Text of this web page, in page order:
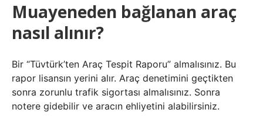
Muayeneden bağlanan araç
nasıl alınır?
Bir “Tüvtürk’ten Araç Tespit Raporu” almalısınız. Bu
rapor lisansın yerini alır. Araç denetimini geçtikten
sonra zorunlu trafik sigortası almalısınız. Sonra
notere gidebilir ve aracın ehliyetini alabilirsiniz.